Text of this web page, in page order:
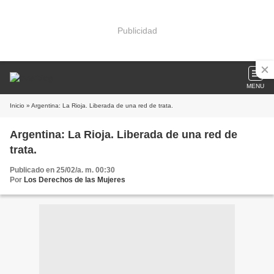
Publicidad
MENU
Inicio » Argentina: La Rioja. Liberada de una red de trata.
Argentina: La Rioja. Liberada de una red de
trata.
Publicado en 25/02/a. m. 00:30
Por Los Derechos de las Mujeres